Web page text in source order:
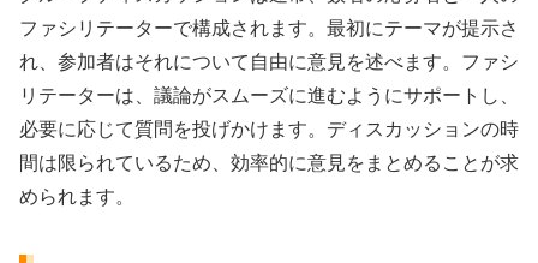
ファシリテーターで構成されます。最初にテーマが提示さ
れ、参加者はそれについて自由に意見を述べます。ファシ
リテーターは、議論がスムーズに進むようにサポートし、
必要に応じて質問を投げかけます。ディスカッションの時
間は限られているため、効率的に意見をまとめることが求
められます。